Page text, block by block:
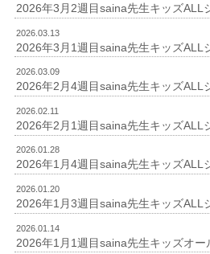
2026年3月2週目saina先生キッズALL
2026.03.13
2026年3月1週目saina先生キッズALL
2026.03.09
2026年2月4週目saina先生キッズALL
2026.02.11
2026年2月1週目saina先生キッズALL
2026.01.28
2026年1月4週目saina先生キッズALL
2026.01.20
2026年1月3週目saina先生キッズALL
2026.01.14
2026年1月1週目saina先生キッズオー